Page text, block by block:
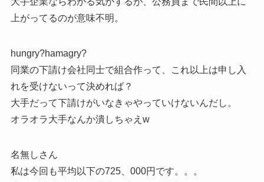
上がってるのが意味不明。
hungry?hamagry?
同業の下請け会社同士で組合作って、これ以上は申し入
れを受けないって決めれば？
大手だって下請けがいなきゃやっていけないんだし。
オラオラ大手なんか潰しちゃえw
名無しさん
私は今回も平均以下の725、000円です。。。